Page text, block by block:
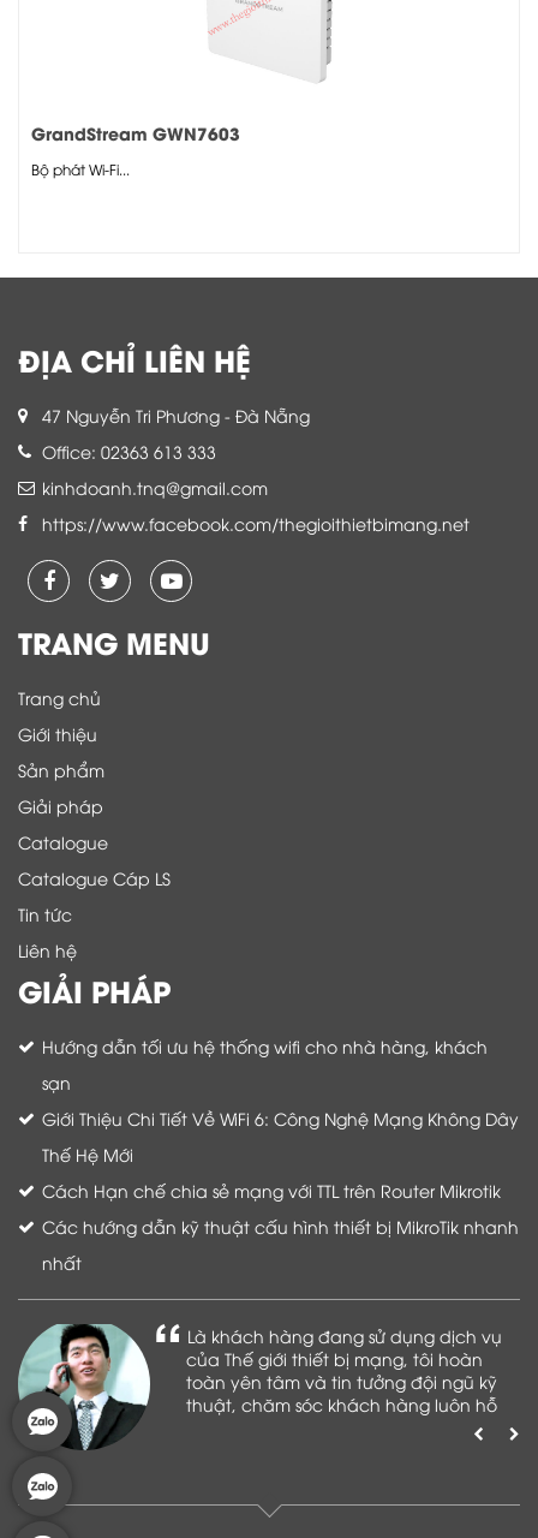
GrandStream GWN7603
Bộ phát Wi-Fi...
ĐỊA CHỈ LIÊN HỆ
47 Nguyễn Tri Phương - Đà Nẵng
Office: 02363 613 333
kinhdoanh.tnq@gmail.com
https://www.facebook.com/thegioithietbimang.net
TRANG MENU
Trang chủ
Giới thiệu
Sản phẩm
Giải pháp
Catalogue
Catalogue Cáp LS
Tin tức
Liên hệ
GIẢI PHÁP
Hướng dẫn tối ưu hệ thống wifi cho nhà hàng, khách
sạn
Giới Thiệu Chi Tiết Về WiFi 6: Công Nghệ Mạng Không Dây
Thế Hệ Mới
Cách Hạn chế chia sẻ mạng với TTL trên Router Mikrotik
Các hướng dẫn kỹ thuật cấu hình thiết bị MikroTik nhanh
nhất
Là khách hàng đang sử dụng dịch vụ
của Thế giới thiết bị mạng, tôi hoàn
toàn yên tâm và tin tưởng đội ngũ kỹ
thuật, chăm sóc khách hàng luôn hỗ